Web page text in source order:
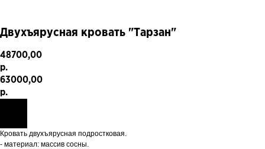
Двухъярусная кровать "Тарзан"
48700,00
р.
63000,00
р.
Кровать двухъярусная подростковая.
- материал: массив сосны.